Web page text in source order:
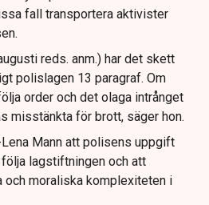
fall transportera aktivister
reds. anm.) har det skett
polislagen 13 paragraf. Om
order och det olaga intrånget
misstänkta för brott, säger hon.
Mann att polisens uppgift
lagstiftningen och att
och moraliska komplexiteten i